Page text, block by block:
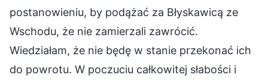
postanowieniu, by podążać za Błyskawicą ze
Wschodu, że nie zamierzali zawrócić.
Wiedziałam, że nie będę w stanie przekonać ich
do powrotu. W poczuciu całkowitej słabości i